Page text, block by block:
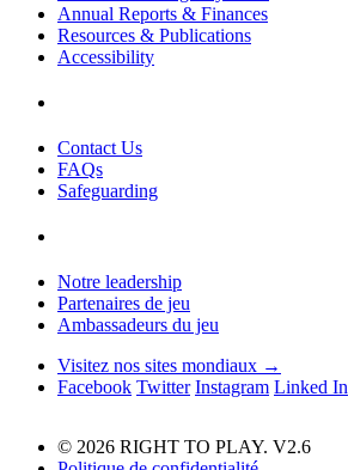
Annual Reports & Finances
Resources & Publications
Accessibility
Contact Us
FAQs
Safeguarding
Notre leadership
Partenaires de jeu
Ambassadeurs du jeu
Visitez nos sites mondiaux →
Facebook Twitter Instagram Linked In
© 2026 RIGHT TO PLAY. V2.6